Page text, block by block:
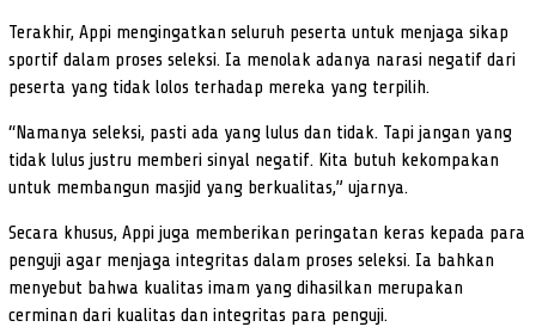
Terakhir, Appi mengingatkan seluruh peserta untuk menjaga sikap
sportif dalam proses seleksi. Ia menolak adanya narasi negatif dari
peserta yang tidak lolos terhadap mereka yang terpilih.
“Namanya seleksi, pasti ada yang lulus dan tidak. Tapi jangan yang
tidak lulus justru memberi sinyal negatif. Kita butuh kekompakan
untuk membangun masjid yang berkualitas,” ujarnya.
Secara khusus, Appi juga memberikan peringatan keras kepada para
penguji agar menjaga integritas dalam proses seleksi. Ia bahkan
menyebut bahwa kualitas imam yang dihasilkan merupakan
cerminan dari kualitas dan integritas para penguji.